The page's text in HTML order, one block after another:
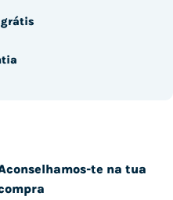
te na tua